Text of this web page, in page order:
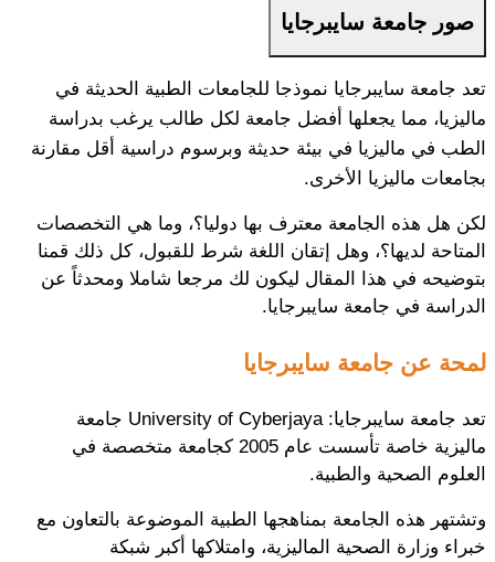
صور جامعة سايبرجايا
تعد جامعة سايبرجايا نموذجا للجامعات الطبية الحديثة في
ماليزيا، مما يجعلها أفضل جامعة لكل طالب يرغب بدراسة
الطب في ماليزيا في بيئة حديثة وبرسوم دراسية أقل مقارنة
بجامعات ماليزيا الأخرى.
لكن هل هذه الجامعة معترف بها دوليا؟، وما هي التخصصات
المتاحة لديها؟، وهل إتقان اللغة شرط للقبول، كل ذلك قمنا
بتوضيحه في هذا المقال ليكون لك مرجعا شاملا ومحدثاً عن
الدراسة في جامعة سايبرجايا.
لمحة عن جامعة سايبرجايا
تعد جامعة سايبرجايا: University of Cyberjaya جامعة
ماليزية خاصة تأسست عام 2005 كجامعة متخصصة في
العلوم الصحية والطبية.
وتشتهر هذه الجامعة بمناهجها الطبية الموضوعة بالتعاون مع
خبراء وزارة الصحية الماليزية، وامتلاكها أكبر شبكة